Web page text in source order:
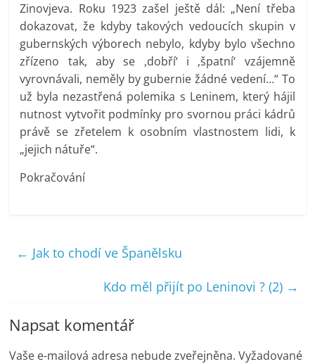
Zinovjeva. Roku 1923 zašel ještě dál: „Není třeba
dokazovat, že kdyby takových vedoucích skupin v
gubernských výborech nebylo, kdyby bylo všechno
zřízeno tak, aby se ,dobří‘ i ,špatní‘ vzájemně
vyrovnávali, neměly by gubernie žádné vedení…“ To
už byla nezastřená polemika s Leninem, který hájil
nutnost vytvořit podmínky pro svornou práci kádrů
právě se zřetelem k osobním vlastnostem lidi, k
„jejich nátuře“.
Pokračování
← Jak to chodí ve Španělsku
Kdo měl přijít po Leninovi ? (2) →
Napsat komentář
Vaše e-mailová adresa nebude zveřejněna. Vyžadované